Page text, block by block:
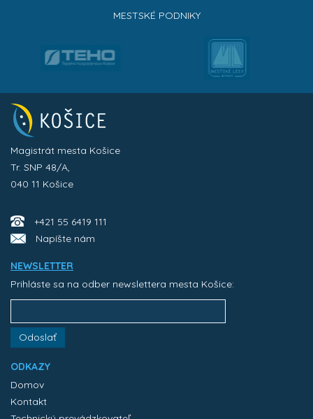
MESTSKÉ PODNIKY
Magistrát mesta Košice
Tr. SNP 48/A,
040 11 Košice
+421 55 6419 111
Napíšte nám
NEWSLETTER
Prihláste sa na odber newslettera mesta Košice:
Odoslať
ODKAZY
Domov
Kontakt